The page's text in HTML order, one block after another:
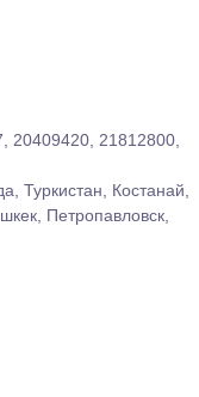
20409420, 21812800,
Туркистан, Костанай,
Петропавловск,